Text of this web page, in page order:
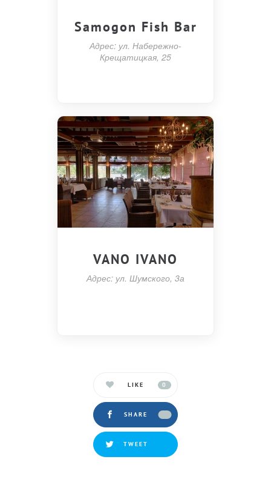
Samogon Fish Bar
Адрес: ул. Набережно-
Крещатицкая, 25
VANO IVANO
Адрес: ул. Шумского, 3а
LIKE 0
SHARE
TWEET